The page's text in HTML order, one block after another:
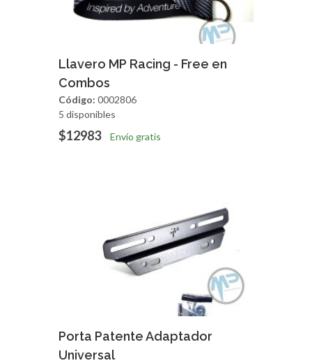
Agregar Vista Rapida
Llavero MP Racing - Free en
Combos
Código: 0002806
5 disponibles
$12983 Envío gratis
Agregar Vista Rapida
Porta Patente Adaptador
Universal